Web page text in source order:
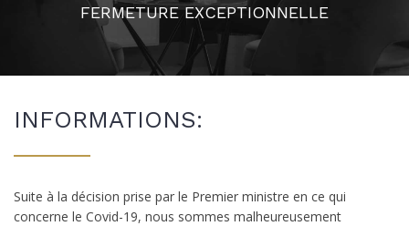
FERMETURE EXCEPTIONNELLE
INFORMATIONS:
Suite à la décision prise par le Premier ministre en ce qui
concerne le Covid-19, nous sommes malheureusement